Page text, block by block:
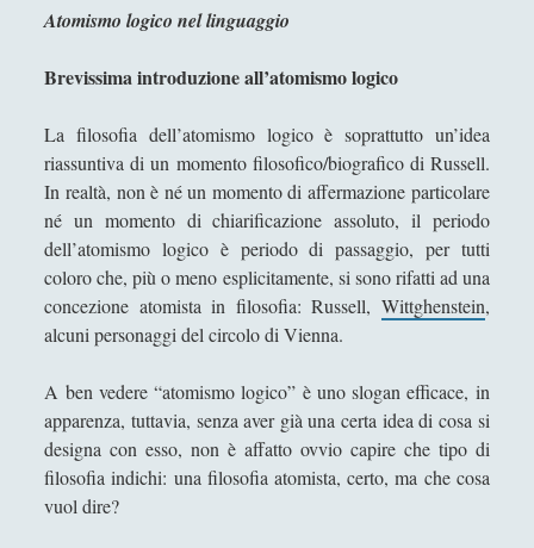
Atomismo logico nel linguaggio
Brevissima introduzione all’atomismo logico
La filosofia dell’atomismo logico è soprattutto un’idea
riassuntiva di un momento filosofico/biografico di Russell.
In realtà, non è né un momento di affermazione particolare
né un momento di chiarificazione assoluto, il periodo
dell’atomismo logico è periodo di passaggio, per tutti
coloro che, più o meno esplicitamente, si sono rifatti ad una
concezione atomista in filosofia: Russell, Wittghenstein,
alcuni personaggi del circolo di Vienna.
A ben vedere “atomismo logico” è uno slogan efficace, in
apparenza, tuttavia, senza aver già una certa idea di cosa si
designa con esso, non è affatto ovvio capire che tipo di
filosofia indichi: una filosofia atomista, certo, ma che cosa
vuol dire?